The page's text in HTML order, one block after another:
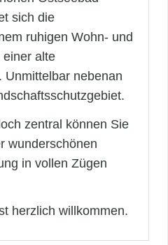
sich die
ruhigen Wohn- und
einer alte
Unmittelbar nebenan
zentral können Sie
wunderschönen
in vollen Zügen
herzlich willkommen.